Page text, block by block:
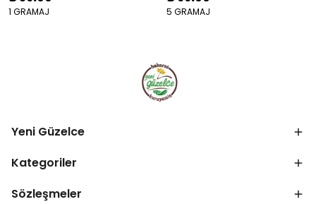
1 GRAMAJ 5 GRAMAJ
Yeni Güzelce
Kategoriler
Sözleşmeler